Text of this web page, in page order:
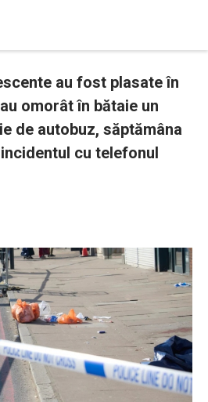
au fost plasate în
omorât în bătaie un
de autobuz, săptămâna
cu telefonul